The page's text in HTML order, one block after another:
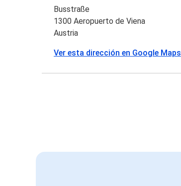
Busstraße
1300 Aeropuerto de Viena
Austria
Ver esta dirección en Google Maps